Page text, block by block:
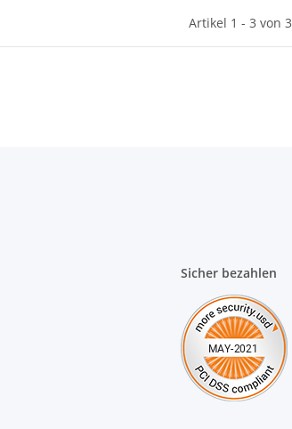
Artikel 1 - 3 von 3
Sicher bezahlen